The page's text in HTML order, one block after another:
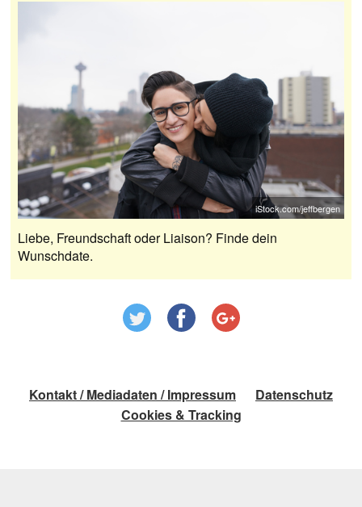
iStock.com/jeffbergen
Liebe, Freundschaft oder Liaison? Finde dein
Wunschdate.
Kontakt / Mediadaten / Impressum
Datenschutz
Cookies & Tracking